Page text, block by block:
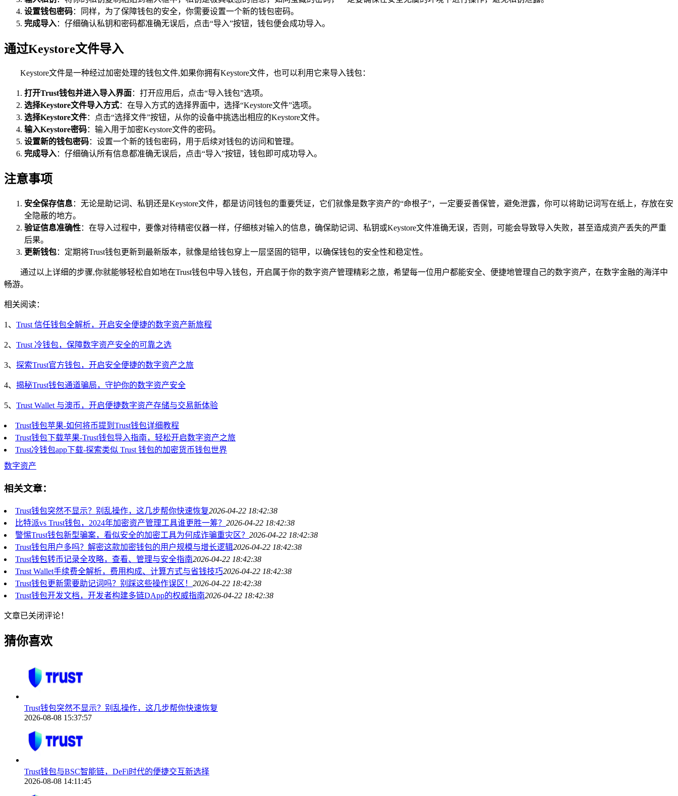
设置钱包密码：同样，为了保障钱包的安全，你需要设置一个新的钱包密码。
完成导入：仔细确认私钥和密码都准确无误后，点击“导入”按钮，钱包便会成功导入。
通过Keystore文件导入
Keystore文件是一种经过加密处理的钱包文件,如果你拥有Keystore文件，也可以利用它来导入钱包：
打开Trust钱包并进入导入界面：打开应用后，点击“导入钱包”选项。
选择Keystore文件导入方式：在导入方式的选择界面中，选择“Keystore文件”选项。
选择Keystore文件：点击“选择文件”按钮，从你的设备中挑选出相应的Keystore文件。
输入Keystore密码：输入用于加密Keystore文件的密码。
设置新的钱包密码：设置一个新的钱包密码，用于后续对钱包的访问和管理。
完成导入：仔细确认所有信息都准确无误后，点击“导入”按钮，钱包即可成功导入。
注意事项
安全保存信息：无论是助记词、私钥还是Keystore文件，都是访问钱包的重要凭证，它们就像是数字资产的“命根子”，一定要妥善保管，避免泄露，你可以将助记词写在纸上，存放在安
全隐蔽的地方。
验证信息准确性：在导入过程中，要像对待精密仪器一样，仔细核对输入的信息，确保助记词、私钥或Keystore文件准确无误，否则，可能会导致导入失败，甚至造成资产丢失的严重
后果。
更新钱包：定期将Trust钱包更新到最新版本，就像是给钱包穿上一层坚固的铠甲，以确保钱包的安全性和稳定性。
通过以上详细的步骤,你就能够轻松自如地在Trust钱包中导入钱包，开启属于你的数字资产管理精彩之旅，希望每一位用户都能安全、便捷地管理自己的数字资产，在数字金融的海洋中
畅游。
相关阅读：
1、 Trust 信任钱包全解析，开启安全便捷的数字资产新旅程
2、 Trust 冷钱包，保障数字资产安全的可靠之选
3、 探索Trust官方钱包，开启安全便捷的数字资产之旅
4、 揭秘Trust钱包通道骗局，守护你的数字资产安全
5、 Trust Wallet 与澳币，开启便捷数字资产存储与交易新体验
Trust钱包苹果-如何将币提到Trust钱包详细教程
Trust钱包下载苹果-Trust钱包导入指南，轻松开启数字资产之旅
Trust冷钱包app下载-探索类似 Trust 钱包的加密货币钱包世界
数字资产
相关文章：
Trust钱包突然不显示？别乱操作，这几步帮你快速恢复2026-04-22 18:42:38
比特派vs Trust钱包，2024年加密资产管理工具谁更胜一筹？ 2026-04-22 18:42:38
警惕Trust钱包新型骗案，看似安全的加密工具为何成诈骗重灾区？ 2026-04-22 18:42:38
Trust钱包用户多吗？解密这款加密钱包的用户规模与增长逻辑2026-04-22 18:42:38
Trust钱包转币记录全攻略，查看、管理与安全指南2026-04-22 18:42:38
Trust Wallet手续费全解析，费用构成、计算方式与省钱技巧2026-04-22 18:42:38
Trust钱包更新需要助记词吗？别踩这些操作误区！ 2026-04-22 18:42:38
Trust钱包开发文档，开发者构建多链DApp的权威指南2026-04-22 18:42:38
文章已关闭评论！
猜你喜欢
Trust钱包突然不显示？别乱操作，这几步帮你快速恢复
2026-08-08 15:37:57
Trust钱包与BSC智能链，DeFi时代的便捷交互新选择
2026-08-08 14:11:45